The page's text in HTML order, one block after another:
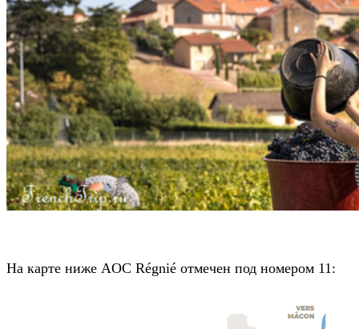
На карте ниже AOC Régnié отмечен под номером 11: